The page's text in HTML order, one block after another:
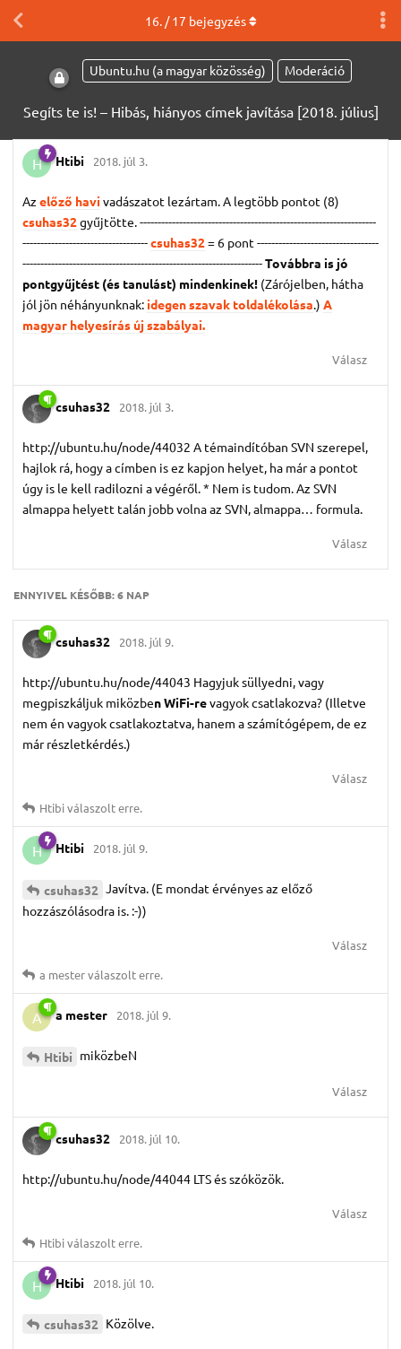
Ubuntu.hu (a magyar közösség) Moderáció
Segíts te is! – Hibás, hiányos címek javítása [2018. július]
16. /17 bejegyzés
H Htibi 2018. júl 3.
Az előző havivadászatot lezártam. A legtöbb pontot (8)
csuhas32gyűjtötte. ------------------------------------------------------------------
-----------------------------------csuhas32= 6 pont ----------------------------------
-------------------------------------------------------------------Továbbra is jó
pontgyűjtést (és tanulást) mindenkinek! (Zárójelben, hátha
jól jön néhányunknak: idegen szavak toldalékolása.) A
magyar helyesírás új szabályai.
Válasz
csuhas32 2018. júl 3.
http://ubuntu.hu/node/44032 A témaindítóban SVN szerepel,
hajlok rá, hogy a címben is ez kapjon helyet, ha már a pontot
úgy is le kell radilozni a végéről. * Nem is tudom. Az SVN
almappa helyett talán jobb volna az SVN, almappa… formula.
Válasz
ENNYIVEL KÉSŐBB:6 NAP
csuhas32 2018. júl 9.
http://ubuntu.hu/node/44043 Hagyjuk süllyedni, vagy
megpiszkáljuk miközben WiFi-revagyok csatlakozva? (Illetve
nem én vagyok csatlakoztatva, hanem a számítógépem, de ez
már részletkérdés.)
Válasz
Htibiválaszolt erre.
H Htibi 2018. júl 9.
csuhas32 Javítva. (E mondat érvényes az előző
hozzászólásodra is. :-))
Válasz
a mesterválaszolt erre.
A a mester 2018. júl 9.
Htibi miközbeN
Válasz
csuhas32 2018. júl 10.
http://ubuntu.hu/node/44044 LTS és szóközök.
Válasz
Htibiválaszolt erre.
H Htibi 2018. júl 10.
csuhas32 Közölve.